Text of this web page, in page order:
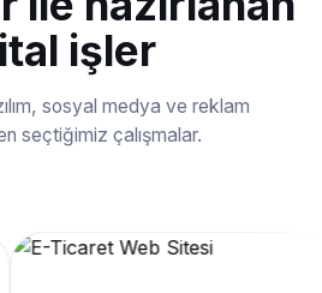
işler
sosyal medya ve reklam
seçtiğimiz çalışmalar.